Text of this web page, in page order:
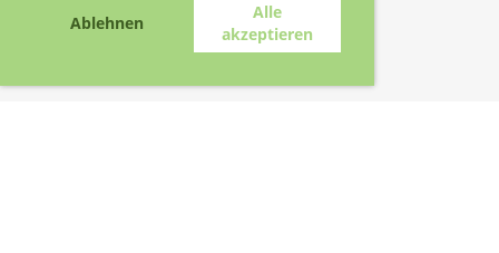
Ablehnen
Alle
akzeptieren